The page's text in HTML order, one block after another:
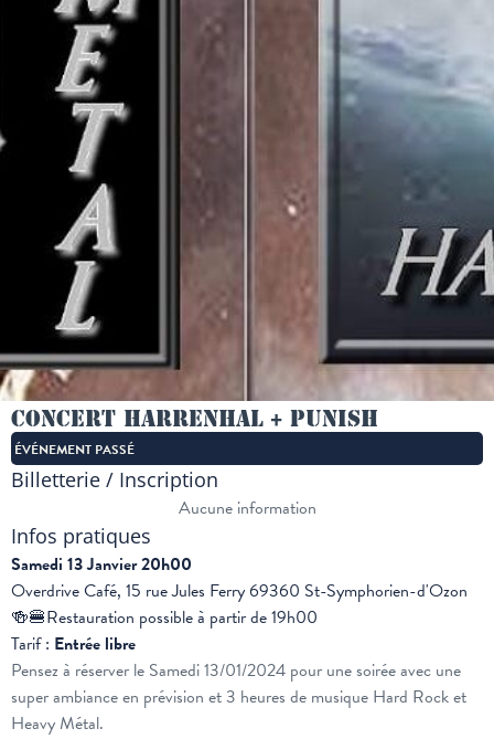
Concert Harrenhal + Punish
ÉVÉNEMENT PASSÉ
Billetterie / Inscription
Aucune information
Infos pratiques
Samedi 13 Janvier 20h00
Overdrive Café, 15 rue Jules Ferry 69360 St-Symphorien-d'Ozon
🍻🍔Restauration possible à partir de 19h00
Tarif : Entrée libre
Pensez à réserver le Samedi 13/01/2024 pour une soirée avec une
super ambiance en prévision et 3 heures de musique Hard Rock et
Heavy Métal.